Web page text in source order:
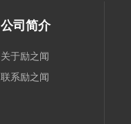
公司简介
关于励之闻
联系励之闻